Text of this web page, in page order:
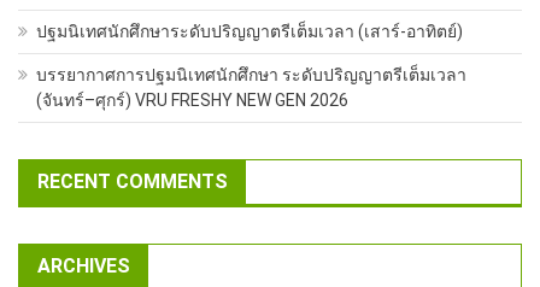
ปฐมนิเทศนักศึกษาระดับปริญญาตรีเต็มเวลา (เสาร์-อาทิตย์)
บรรยากาศการปฐมนิเทศนักศึกษา ระดับปริญญาตรีเต็มเวลา
(จันทร์–ศุกร์) VRU FRESHY NEW GEN 2026
RECENT COMMENTS
ARCHIVES